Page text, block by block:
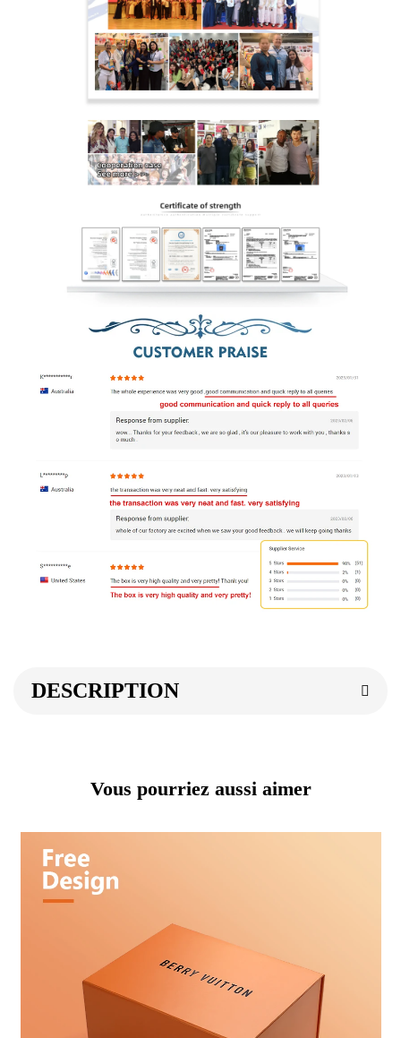
DESCRIPTION
Vous pourriez aussi aimer